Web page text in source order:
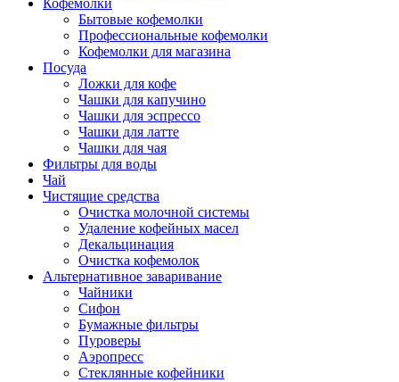
Кофемолки
Бытовые кофемолки
Профессиональные кофемолки
Кофемолки для магазина
Посуда
Ложки для кофе
Чашки для капучино
Чашки для эспрессо
Чашки для латте
Чашки для чая
Фильтры для воды
Чай
Чистящие средства
Очистка молочной системы
Удаление кофейных масел
Декальцинация
Очистка кофемолок
Альтернативное заваривание
Чайники
Сифон
Бумажные фильтры
Пуроверы
Аэропресс
Стеклянные кофейники